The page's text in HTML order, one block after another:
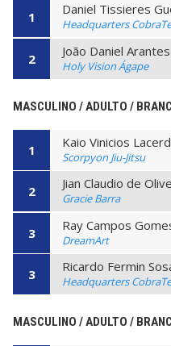
1 Daniel Tissieres
Headquarters
2 João Daniel Arantes
Holy Vision Ágape
MASCULINO / ADULTO /
1 Kaio Vinicios
Scorpyon Jiu-Jitsu
2 Jian Claudio de
Gracie Barra
3 Ray Campos
DreamArt
3 Ricardo Fermin
Headquarters
MASCULINO / ADULTO /